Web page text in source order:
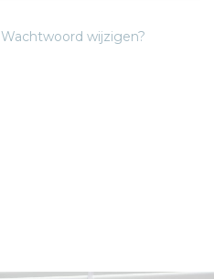
Wachtwoord wijzigen?